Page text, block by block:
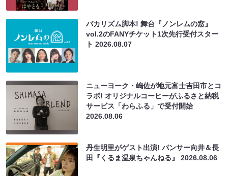
バカリズム脚本! 舞台『ノンレムの窓』
vol.2のFANYチケット1次先行受付スター
ト2026.08.07
ニューヨーク・嶋佐が地元富士吉田市とコ
ラボ! オリジナルコーヒーがふるさと納税
サービス「わらふる」で受付開始
2026.08.06
丹生明里がゲスト出演! パンサー向井＆長
田『くるま温泉ちゃんねる』2026.08.06